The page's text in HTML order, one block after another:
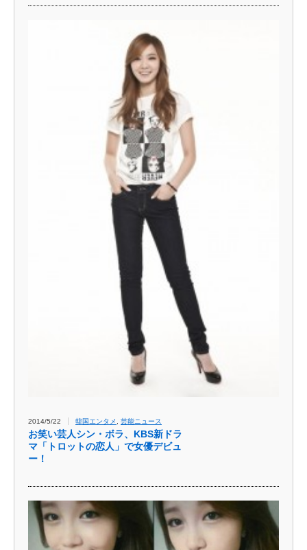
2014/5/22 韓国エンタメ 芸能ニュース
お笑い芸人シン・ボラ、KBS新ドラ
マ「トロットの恋人」で女優デビュ
ー！